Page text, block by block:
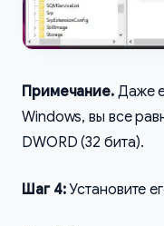
Примечание. Даже
Windows, вы все
DWORD (32 бита).
Шаг 4:Установите